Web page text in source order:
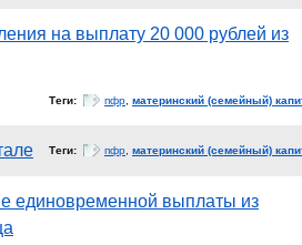
на выплату 20 000 рублей из
Теги: пфр материнский (семейный)
Теги: пфр материнский (семейный)
единовременной выплаты из